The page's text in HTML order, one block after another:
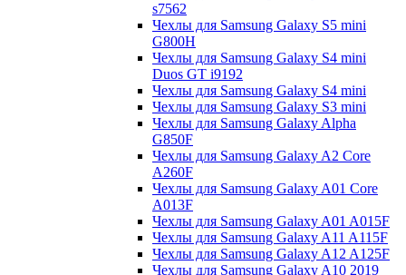
s7562
Чехлы для Samsung Galaxy S5 mini
G800H
Чехлы для Samsung Galaxy S4 mini
Duos GT i9192
Чехлы для Samsung Galaxy S4 mini
Чехлы для Samsung Galaxy S3 mini
Чехлы для Samsung Galaxy Alpha
G850F
Чехлы для Samsung Galaxy A2 Core
A260F
Чехлы для Samsung Galaxy A01 Core
A013F
Чехлы для Samsung Galaxy A01 A015F
Чехлы для Samsung Galaxy A11 A115F
Чехлы для Samsung Galaxy A12 A125F
Чехлы для Samsung Galaxy A10 2019